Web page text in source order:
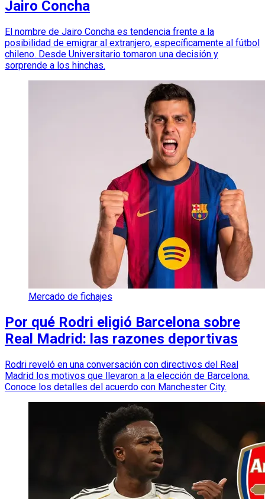
Jairo Concha
El nombre de Jairo Concha es tendencia frente a la
posibilidad de emigrar al extranjero, específicamente al fútbol
chileno. Desde Universitario tomaron una decisión y
sorprende a los hinchas.
Mercado de fichajes
Por qué Rodri eligió Barcelona sobre
Real Madrid: las razones deportivas
Rodri reveló en una conversación con directivos del Real
Madrid los motivos que llevaron a la elección de Barcelona.
Conoce los detalles del acuerdo con Manchester City.